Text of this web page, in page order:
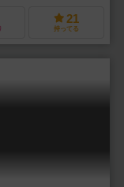
21
持ってる